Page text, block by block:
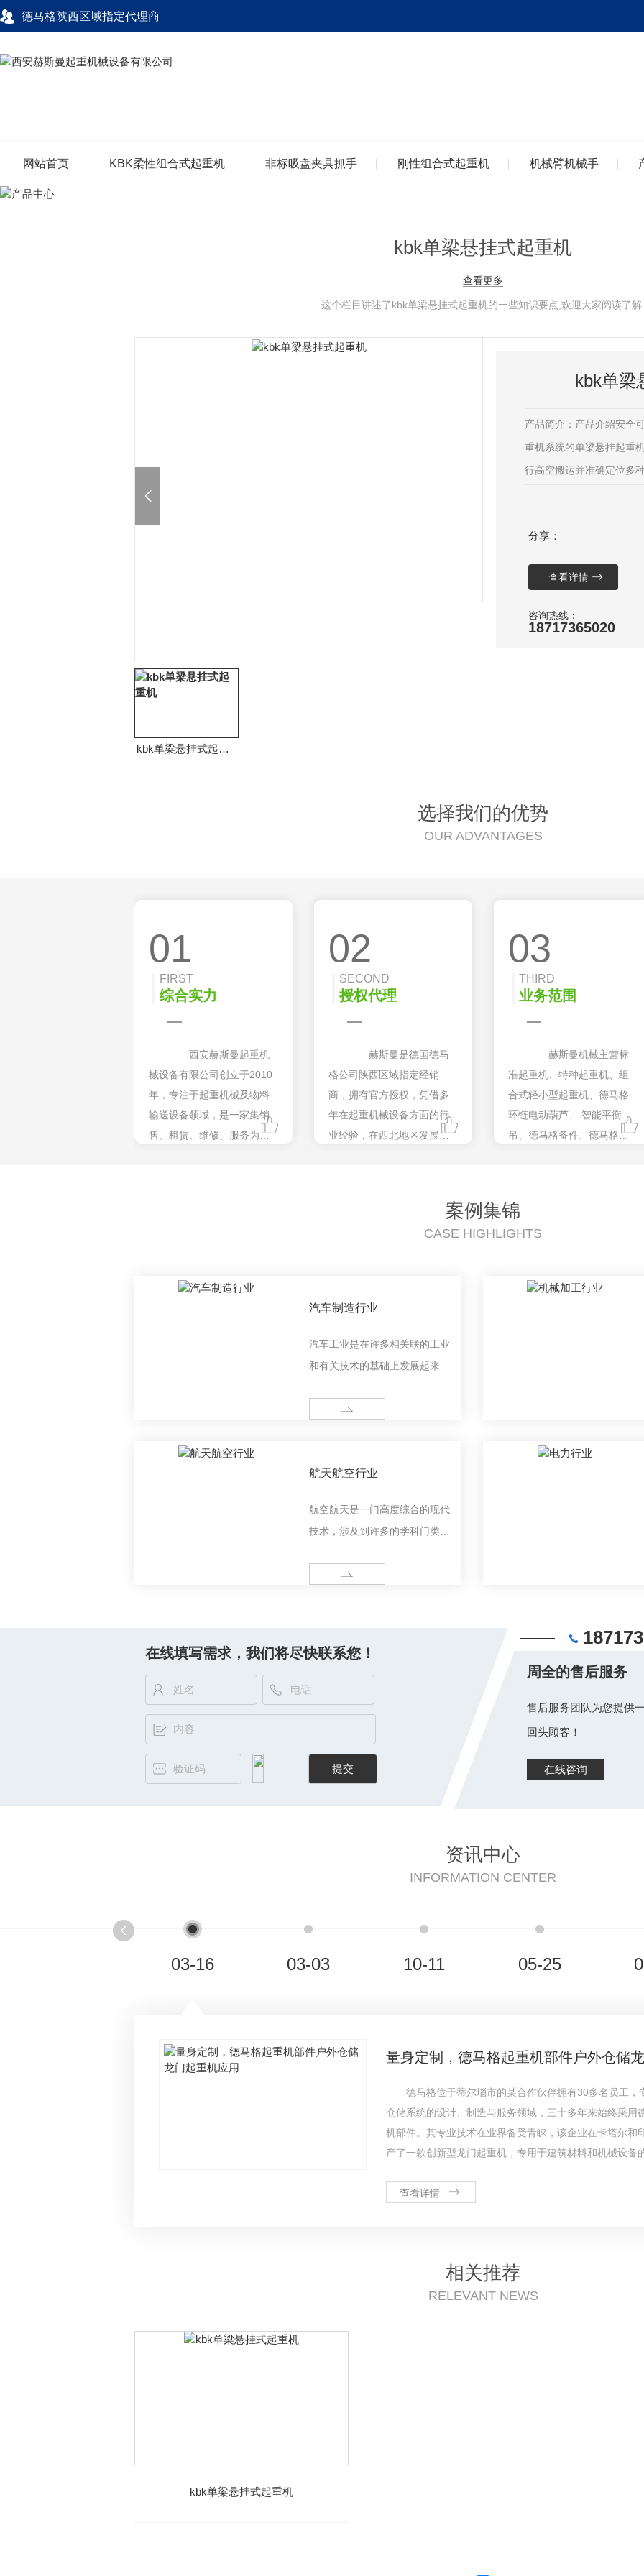
德马格陕西区域指定代理商
网站首页 KBK柔性组合式起重机 非标吸盘夹具抓手 刚性组合式起重机 机械臂机械手
kbk单梁悬挂式起重机
查看更多
这个栏目讲述了kbk单梁悬挂式起重机的一些知识要点,欢迎大家阅读了解.
kbk单梁
产品简介：产品介绍安全
重机系统的单梁悬挂起重
行高空搬运并准确定位多
高空、区域载荷运输·靠
分享：
查看详情
咨询热线：
18717365020
kbk单梁悬挂式起重机
选择我们的优势
OUR ADVANTAGES
01
FIRST
综合实力
西安赫斯曼起重机
械设备有限公司创立于2010
年，专注于起重机械及物料
输送设备领域，是一家集销
售、租赁、维修、服务为一
02
SECOND
授权代理
赫斯曼是德国德马
格公司陕西区域指定经销
商，拥有官方授权，凭借多
年在起重机械设备方面的行
业经验，在西北地区发展迅
03
THIRD
业务范围
赫斯曼机械主营标
准起重机、特种起重机、组
合式轻小型起重机、德马格
环链电动葫芦、 智能平衡
吊、德马格备件、德马格驱
百家客户信赖。
案例集锦
CASE HIGHLIGHTS
汽车制造行业
汽车工业是在许多相关联的工业
和有关技术的基础上发展起来的
部门的产品，而且从毛坯加工到
MORE
航天航空行业
航空航天是一门高度综合的现代
技术，涉及到许多的学科门类，
MORE
在线填写需求，我们将尽快联系您！
周全的售后服务
售后服务团队为您提供
回头顾客！
在线咨询
资讯中心
INFORMATION CENTER
03-16 03-03 10-11 05-25
量身定制，德马格起重机部件户外仓储
德马格位于蒂尔瑙市的某合作伙伴拥有30多名员工
仓储系统的设计、制造与服务领域，三十多年来始终采用
机部件。其专业技术在业界备受青睐，该企业在卡塔尔和
产了一款创新型龙门起重机，专用于建筑材料和机械设备
查看详情
相关推荐
RELEVANT NEWS
kbk单梁悬挂式起重机